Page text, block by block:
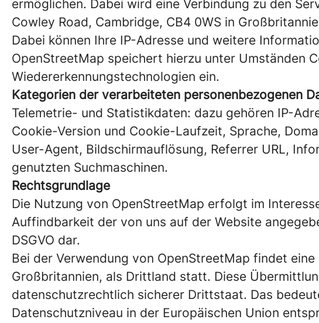
ermöglichen. Dabei wird eine Verbindung zu den
Cowley Road, Cambridge, CB4 0WS in
Dabei können Ihre IP-Adresse und weitere
OpenStreetMap speichert hierzu unter Umständen
Wiedererkennungstechnologien ein.
Kategorien der verarbeiteten personenbezogenen
Telemetrie- und Statistikdaten: dazu gehören IP-
Cookie-Version und Cookie-Laufzeit, Sprache,
User-Agent, Bildschirmauflösung, Referrer URL,
genutzten Suchmaschinen.
Rechtsgrundlage
Die Nutzung von OpenStreetMap erfolgt im
Auffindbarkeit der von uns auf der Website
DSGVO dar.
Bei der Verwendung von OpenStreetMap findet
Großbritannien, als Drittland statt. Diese
datenschutzrechtlich sicherer Drittstaat. Das
Datenschutzniveau in der Europäischen Union